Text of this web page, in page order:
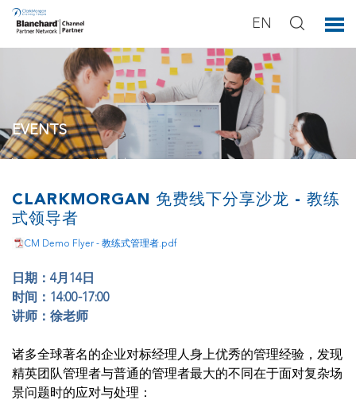
EN
EVENTS
CLARKMORGAN 免费线下分享沙龙 - 教练
式领导者
CM Demo Flyer - 教练式管理者.pdf
日期：4月14日
时间：14:00-17:00
讲师：徐老师
诸多全球著名的企业对标经理人身上优秀的管理经验，发现
精英团队管理者与普通的管理者最大的不同在于面对复杂场
景问题时的应对与处理：